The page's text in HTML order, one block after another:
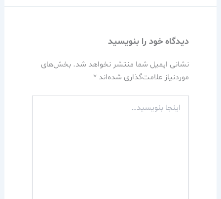
دیدگاه‌ خود را بنویسید
نشانی ایمیل شما منتشر نخواهد شد. بخش‌های
موردنیاز علامت‌گذاری شده‌اند *
بنویسید…